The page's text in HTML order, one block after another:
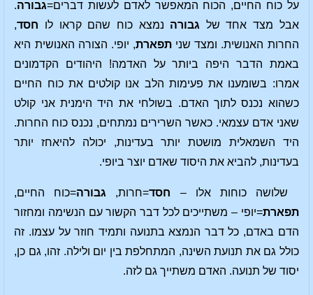
על כוח החיים, הכוח המאפשר לאדם לעשות דברים=גבורה.
אבל מצד אחד של גבורה נמצא כוח שהם קראו לו חסד,
החרות האנושית. ומצד שני תפארת, יופי. הצורה האנושית היא
באמת הדבר היפה ביותר על האדמה! היהודים הקדמונים
אמרו: בשומענו את פעימות הלב אנו קולטים את כוח החיים
כשהוא נכנס לתוך האדם. בשולחי את היד הימנית אני קולט
שאני אדם עצמאי. כאשר השרירים נמתחים, נכנס כוח החרות.
היד השמאלית מושטת יותר בעדינות, יכולה להיאחז יותר
בעדינות, להביא את היסוד שאדם יוצר ביופי.
שלושה כוחות אלו – חסד=חרות, גבורה=כוח החיים,
תפארת=יופי – משתייכים לכל דבר הקשור עם הנשימה ומחזור
הדם באדם, כל דבר הנמצא בתנועה ותמיד חוזר על עצמו. זה
כולל גם את תנועת השינה, המתחלפת בין יום ולילה. זהו, גם כן,
יסוד של תנועה. האדם משתייך גם לזה.